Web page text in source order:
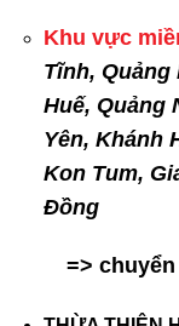
Khu vực
Tĩnh, Quảng
Huế, Quảng
Yên, Khánh
Kon Tum,
Đồng
=> chuyển